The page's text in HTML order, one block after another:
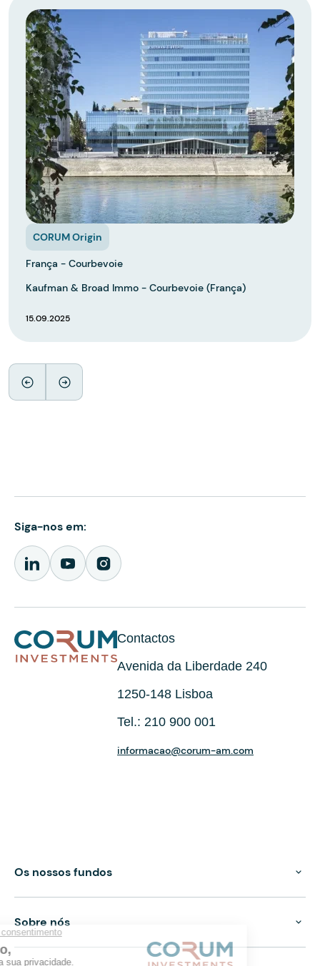
CORUM Origin
França - Courbevoie
Kaufman & Broad Immo - Courbevoie (França)
15.09.2025
Siga-nos em:
Contactos
Avenida da Liberdade 240
1250-148 Lisboa
Tel.: 210 900 001
informacao@corum-am.com
Os nossos fundos
Sobre nós